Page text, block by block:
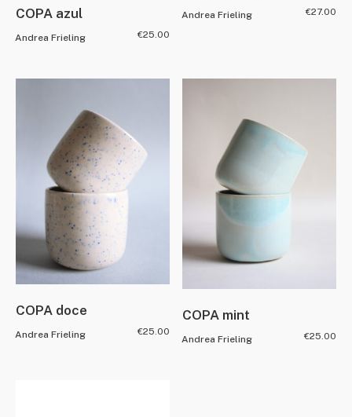
COPA azul
Andrea Frieling €25.00
Andrea Frieling €27.00
COPA doce
Andrea Frieling €25.00
COPA mint
Andrea Frieling €25.00